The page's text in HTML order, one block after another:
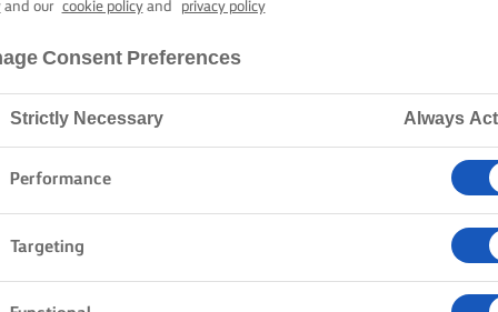
Hjem Opskrifter
BLANDT VORES
and our cookie policyand privacy policy
Consent Preferences
Strictly Necessary Always
Performance
Targeting